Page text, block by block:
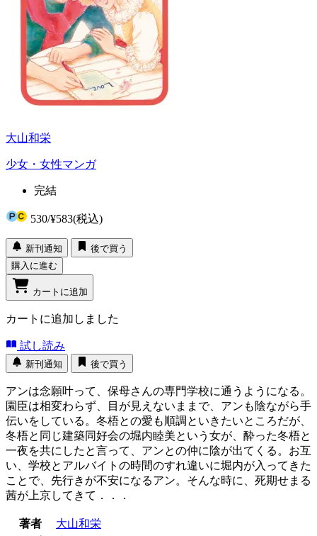
大山和栄
少女・女性マンガ
完結
530/¥583(税込)
新刊通知
後で買う
購入に進む
カートに追加
カートに追加しました
試し読み
新刊通知 後で買う
アンは念願叶って、保母さんの専門学校に通うようになる。
園臣は相変わらず、目が見えないままで、アンも陰ながら手
伝いをしている。冬梧との愛も順調といきたいところだが、
冬梧と同じ建築同好会の堀内睦美という女が、酔った冬梧と
一夜を共にしたと言って、アンとの仲に陰が出てくる。お互
い、学校とアルバイトの時間のすれ違いに堀内が入ってきた
ことで、先行きが不安になるアン。そんな時に、死期せまる
茜が上京してきて．．．
著者
大山和栄